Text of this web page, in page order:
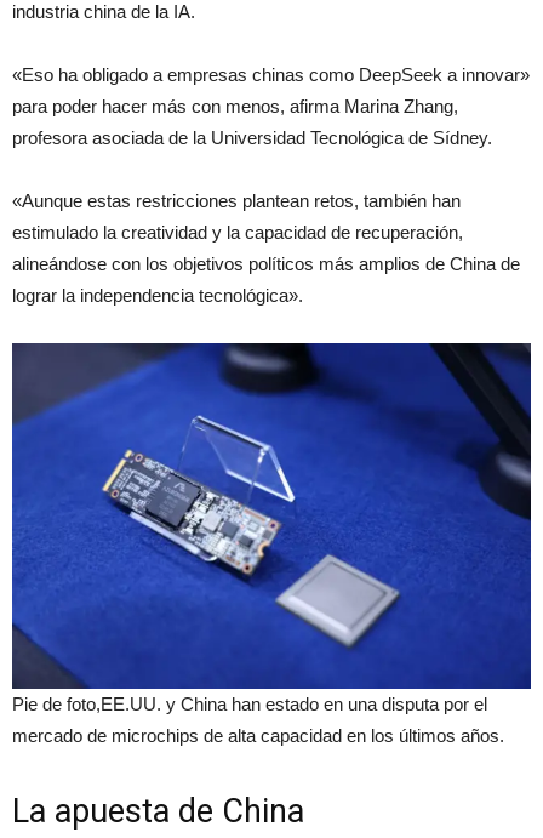
industria china de la IA.
«Eso ha obligado a empresas chinas como DeepSeek a innovar»
para poder hacer más con menos, afirma Marina Zhang,
profesora asociada de la Universidad Tecnológica de Sídney.
«Aunque estas restricciones plantean retos, también han
estimulado la creatividad y la capacidad de recuperación,
alineándose con los objetivos políticos más amplios de China de
lograr la independencia tecnológica».
Pie de foto,EE.UU. y China han estado en una disputa por el
mercado de microchips de alta capacidad en los últimos años.
La apuesta de China